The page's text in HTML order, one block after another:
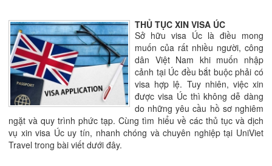
THỦ TỤC XIN VISA ÚC
Sở hữu visa Úc là điều mong
muốn của rất nhiều người, công
dân Việt Nam khi muốn nhập
cảnh tại Úc đều bắt buộc phải có
visa hợp lệ. Tuy nhiên, việc xin
được visa Úc thì không dễ dàng
do những yêu cầu hồ sơ nghiêm
ngặt và quy trình phức tạp. Cùng tìm hiểu về các thủ tục và dịch
vụ xin visa Úc uy tín, nhanh chóng và chuyên nghiệp tại UniViet
Travel trong bài viết dưới đây.